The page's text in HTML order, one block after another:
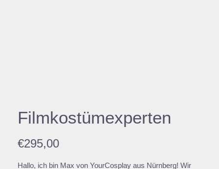
Filmkostümexperten
€295,00
Hallo, ich bin Max von YourCosplay aus Nürnberg! Wir